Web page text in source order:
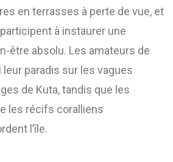
en terrasses à perte de vue, et
à instaurer une
être absolu. Les amateurs de
paradis sur les vagues
de Kuta, tandis que les
les récifs coralliens
l’île.